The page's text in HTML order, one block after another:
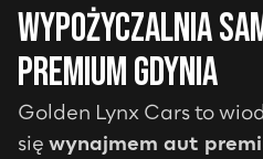
Wypożyczalnia
premiumGdynia
Golden Lynx Cars to
się wynajmem aut